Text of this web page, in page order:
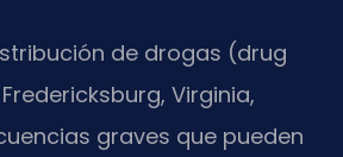
de drogas (drug
Virginia,
graves que pueden